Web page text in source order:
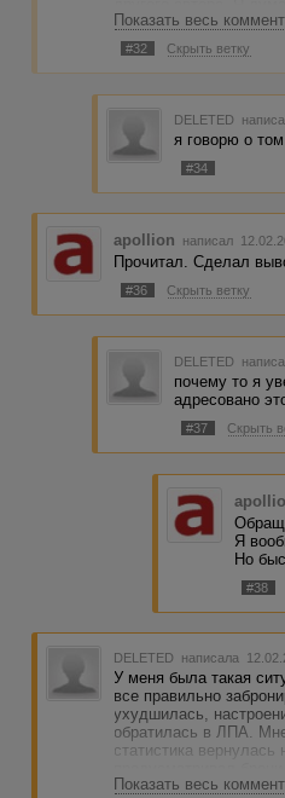
нарушение правил
Показать весь
#32 Скрыть ветку
DELETED
я говорю о
#34
apollion написал
Прочитал. Сделал
#36 Скрыть ветку
DELETED
почему то я
адресовано
#37 Скрыть
Я
Но
#38
DELETED написала
У меня была такая
все правильно
ухудшилась,
обратилась в ЛПА.
статистика
и эмоциях - займитесь
Показать весь